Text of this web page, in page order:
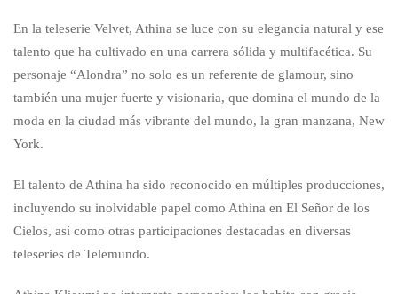
En la teleserie Velvet, Athina se luce con su elegancia natural y ese
talento que ha cultivado en una carrera sólida y multifacética. Su
personaje “Alondra” no solo es un referente de glamour, sino
también una mujer fuerte y visionaria, que domina el mundo de la
moda en la ciudad más vibrante del mundo, la gran manzana, New
York.
El talento de Athina ha sido reconocido en múltiples producciones,
incluyendo su inolvidable papel como Athina en El Señor de los
Cielos, así como otras participaciones destacadas en diversas
teleseries de Telemundo.